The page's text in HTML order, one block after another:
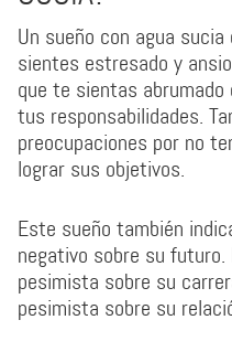
Un sueño con agua
sientes estresado y
que te sientas
tus responsabilidades.
preocupaciones por no
lograr sus objetivos.
Este sueño también
negativo sobre su
pesimista sobre su
pesimista sobre su